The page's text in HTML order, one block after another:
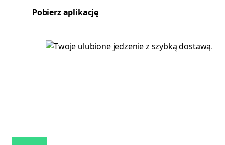
Pobierz aplikację